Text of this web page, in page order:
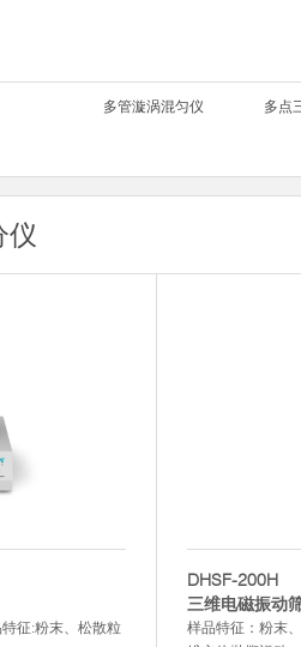
多管漩涡混匀仪 多点
仪
征:粉末、松散粒
DHSF-200H
三维电磁振动
样品特征：粉末